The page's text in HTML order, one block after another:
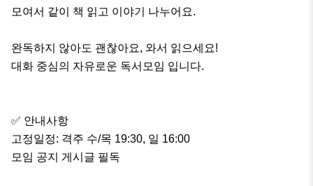
모여서 같이 책 읽고 이야기 나누어요.
완독하지 않아도 괜찮아요, 와서 읽으세요!
대화 중심의 자유로운 독서모임 입니다.
✅️ 안내사항
고정일정: 격주 수/목 19:30, 일 16:00
모임 공지 게시글 필독